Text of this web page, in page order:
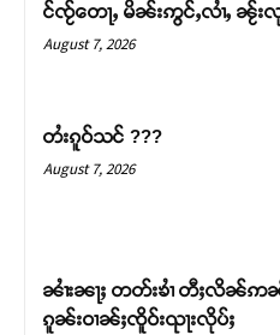
တႃႇႁႂ်ႈသဵင်ၵၢင်ၸႂ်ၵူၼ်းမိူင်
ဝ်ႇၽူႈတွႆႇႁွၵ်ႈ လႆ
င်ၸႂ်တေႃႇ မိၼ်းဢွင်ႇလၢႆႇ ၼႂ်း
August 7, 2026
တႆးၵူဝ်သင် ???
August 7, 2026
ၼၢႆးၼႃႈ တတ်းၶၢႆ တီႈလိၼ်ဢ
ၵူၼ်းဝၢၼ်ႈၸိူဝ်းၺႃးလိုပ်ႈ